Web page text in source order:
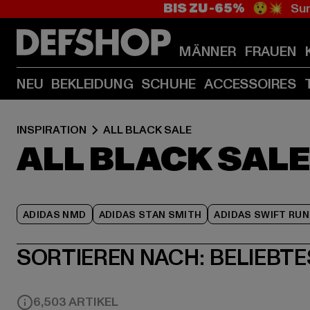
BIS ZU -65% 😲💥
MÄNNER FRAUEN
NEU BEKLEIDUNG SCHUHE ACCESSOIRES
INSPIRATION ALL BLACK SALE
ALL BLACK SALE
ADIDAS NMD ADIDAS STAN SMITH ADIDAS SWIFT RUN
SORTIEREN NACH:
6,503 ARTIKEL